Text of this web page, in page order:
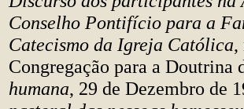
Conselho Pontifício para a
Catecismo da Igreja Católica,
Congregação para a Doutrina
humana, 29 de Dezembro de